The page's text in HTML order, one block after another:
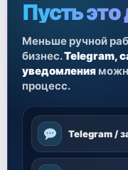
Пусть
Меньше ручной
бизнес.Telegram,
уведомления
процесс.
Telegram /